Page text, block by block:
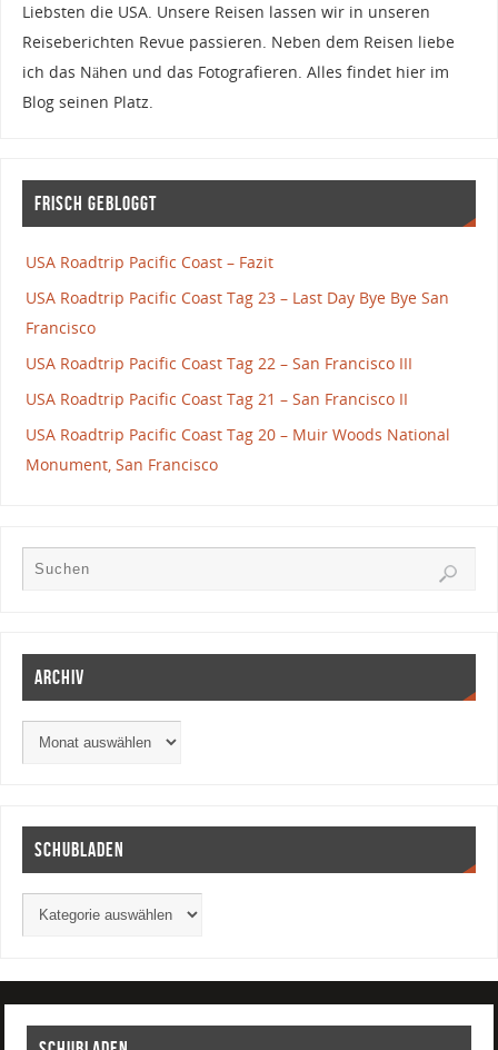
Liebsten die USA. Unsere Reisen lassen wir in unseren
Reiseberichten Revue passieren. Neben dem Reisen liebe
ich das Nähen und das Fotografieren. Alles findet hier im
Blog seinen Platz.
Frisch gebloggt
USA Roadtrip Pacific Coast – Fazit
USA Roadtrip Pacific Coast Tag 23 – Last Day Bye Bye San
Francisco
USA Roadtrip Pacific Coast Tag 22 – San Francisco III
USA Roadtrip Pacific Coast Tag 21 – San Francisco II
USA Roadtrip Pacific Coast Tag 20 – Muir Woods National
Monument, San Francisco
Archiv
Schubladen